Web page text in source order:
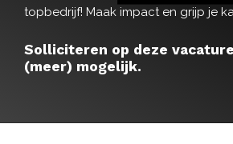
topbedrijf! Maak impact en grijp je
Solliciteren op deze
(meer) mogelijk.